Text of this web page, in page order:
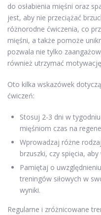
do osłabienia mięśni oraz
jest, aby nie przeciążać
różnorodne ćwiczenia, co
mięśni, a także pomoże
pozwala nie tylko
również utrzymać
Oto kilka wskazówek
ćwiczeń:
Stosuj 2-3 dni w
mięśniom czas na
Wprowadzaj różne
brzuszki, czy spięcia,
Pamiętaj o
treningów siłowych w
wyniki.
Regularne i zróżnicowane